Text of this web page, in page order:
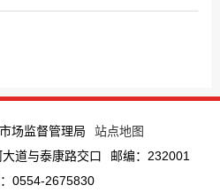
场监督管理局
站点地图
道与泰康路交口
邮编：232001
0554-2675830